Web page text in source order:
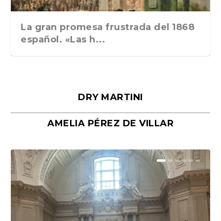
La gran promesa frustrada del 1868
español. «Las h...
Málaga, verso en azul, de Rafael
Porras y Salvador...
«La cocina hebrea. Alimentación
del pueblo judío e...
DRY MARTINI
AMELIA PÉREZ DE VILLAR